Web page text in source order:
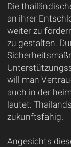
Die
an ihrer
weiter zu
zu gestalten.
will man
auch in der
lautet:
zukunftsfähig.
Angesichts